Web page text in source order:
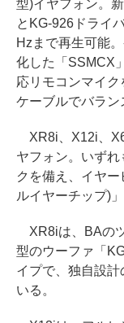
型)イヤフォン。
とKG-926ドライ
Hzまで再生可能
化した「SSMCX
応リモコンマイ
ケーブルでバラン
XR8i、X12i、
ヤフォン。いず
クを備え、イヤ
ルイヤーチップ)
XR8iは、BAの
型のウーファ「
イプで、独自設
いる。